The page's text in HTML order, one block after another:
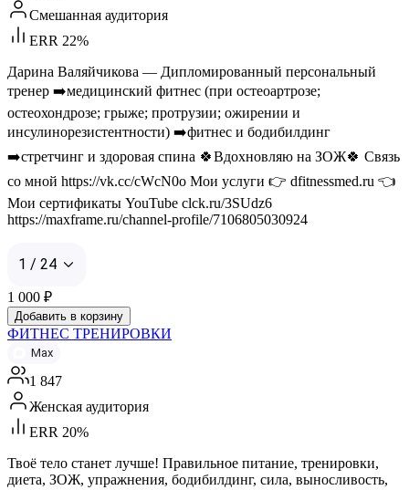
Смешанная аудитория
ERR 22%
Дарина Валяйчикова — Дипломированный персональный
тренер ➡️медицинский фитнес (при остеоартрозе;
остеохондрозе; грыже; протрузии; ожирении и
инсулинорезистентности) ➡️фитнес и бодибилдинг
➡️стретчинг и здоровая спина 🍀Вдохновляю на ЗОЖ🍀 Связь
со мной https://vk.cc/cWcN0o Мои услуги 👉 dfitnessmed.ru 👈️
Мои сертификаты YouTube clck.ru/3SUdz6
https://maxframe.ru/channel-profile/7106805030924
1 / 24
1 000 ₽
Добавить в корзину
ФИТНЕС ТРЕНИРОВКИ
Max
1 847
Женская аудитория
ERR 20%
Твоё тело станет лучше! Правильное питание, тренировки,
диета, ЗОЖ, упражнения, бодибилдинг, сила, выносливость,